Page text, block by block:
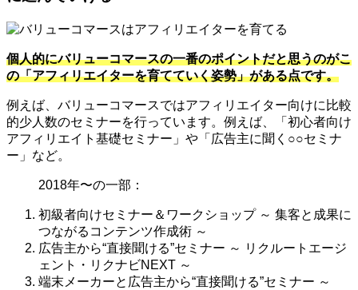
個人的にバリューコマースの一番のポイントだと思うのがこ
の「アフィリエイターを育てていく姿勢」がある点です。
例えば、バリューコマースではアフィリエイター向けに比較
的少人数のセミナーを行っています。例えば、「初心者向け
アフィリエイト基礎セミナー」や「広告主に聞く○○セミナ
ー」など。
2018年〜の一部：
初級者向けセミナー＆ワークショップ ～ 集客と成果に
つながるコンテンツ作成術 ～
広告主から“直接聞ける”セミナー ～ リクルートエージ
ェント・リクナビNEXT ～
端末メーカーと広告主から“直接聞ける”セミナー ～